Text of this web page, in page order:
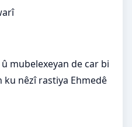
mubelexeyan de car bi
nêzî rastiya Ehmedê